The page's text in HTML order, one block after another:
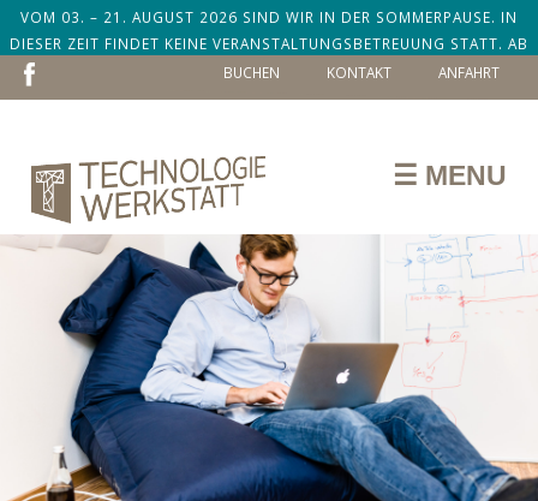
VOM 03. – 21. AUGUST 2026 SIND WIR IN DER SOMMERPAUSE. IN
DIESER ZEIT FINDET KEINE VERANSTALTUNGSBETREUUNG STATT. AB
DEM 24. AUGUST SIND WIR ZURÜCK!
NAVIGATION
ÜBERSPRINGEN
ANFAHRT
KONTAKT
BUCHEN
☰ MENU